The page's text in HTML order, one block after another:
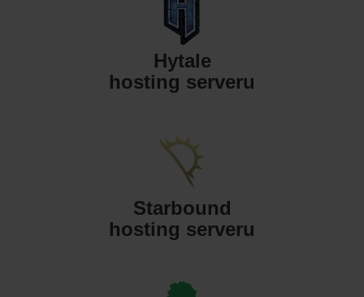
Hytale
hosting serveru
Starbound
hosting serveru